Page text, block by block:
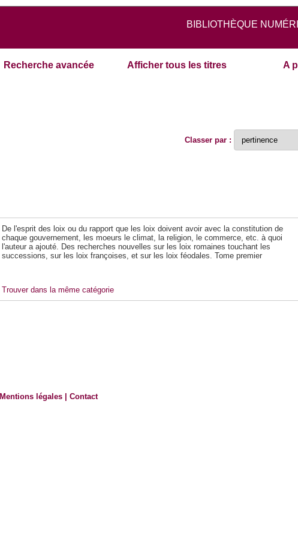
BIBLIOTHÈQUE
Recherche avancée Afficher tous les titres A
Classer par :
De l'esprit des loix ou du rapport que les loix doivent avoir avec la constitution de
chaque gouvernement, les moeurs le climat, la religion, le commerce, etc. à quoi
l'auteur a ajouté. Des recherches nouvelles sur les loix romaines touchant les
successions, sur les loix françoises, et sur les loix féodales. Tome premier
Trouver dans la même catégorie
Mentions légales |Contact